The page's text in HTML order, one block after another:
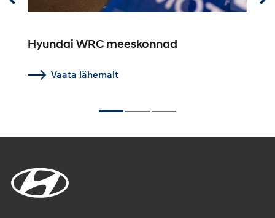
Hyundai WRC meeskonnad
Vaata lähemalt